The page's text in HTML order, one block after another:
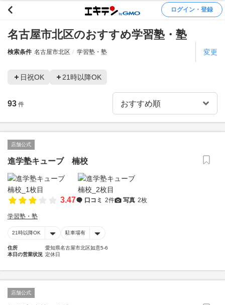
ログイン・登録
名古屋市北区のおすすめ学習塾・塾
検索条件 名古屋市北区 学習塾・塾 変更
日祝OK 21時以降OK
93 件
店舗公式
進学塾キューブ 楠校
3.47 口コミ 2件 写真 2枚
学習塾・塾
21時以降OK 駐車場有
住所
愛知県名古屋市北区如意5-6
本日の営業状況 定休日
店舗公式